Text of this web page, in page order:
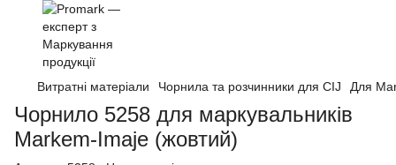
Витратні матеріали Чорнила та розчинники для CIJ Для
Чорнило 5258 для маркувальників
Markem-Imaje (жовтий)